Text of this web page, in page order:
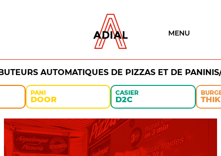
MENU
AUTOMATIQUES DE PIZZAS ET DE
PANI
DOOR
CASIER
D2C THIK